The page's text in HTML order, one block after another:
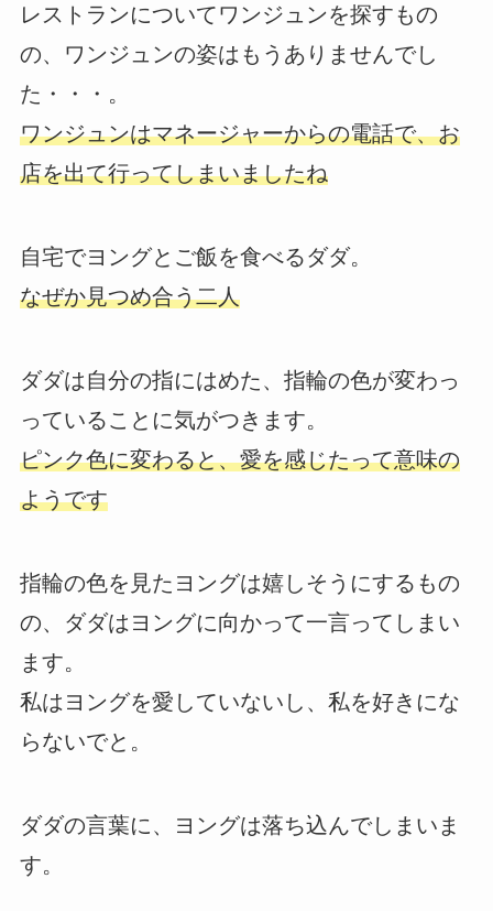
レストランについてワンジュンを探すもの
の、ワンジュンの姿はもうありませんでし
た・・・。
ワンジュンはマネージャーからの電話で、お
店を出て行ってしまいましたね
自宅でヨングとご飯を食べるダダ。
なぜか見つめ合う二人
ダダは自分の指にはめた、指輪の色が変わっ
っていることに気がつきます。
ピンク色に変わると、愛を感じたって意味の
ようです
指輪の色を見たヨングは嬉しそうにするもの
の、ダダはヨングに向かって一言ってしまい
ます。
私はヨングを愛していないし、私を好きにな
らないでと。
ダダの言葉に、ヨングは落ち込んでしまいま
す。